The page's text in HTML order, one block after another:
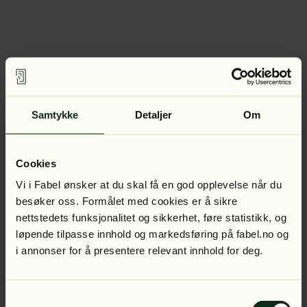
Samtykke Detaljer Om
Cookies
Vi i Fabel ønsker at du skal få en god opplevelse når du
besøker oss. Formålet med cookies er å sikre
nettstedets funksjonalitet og sikkerhet, føre statistikk, og
løpende tilpasse innhold og markedsføring på fabel.no og
i annonser for å presentere relevant innhold for deg.